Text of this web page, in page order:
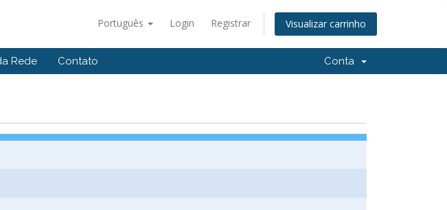
Português Login Registrar Visualizar carrinho
Rede Contato Conta